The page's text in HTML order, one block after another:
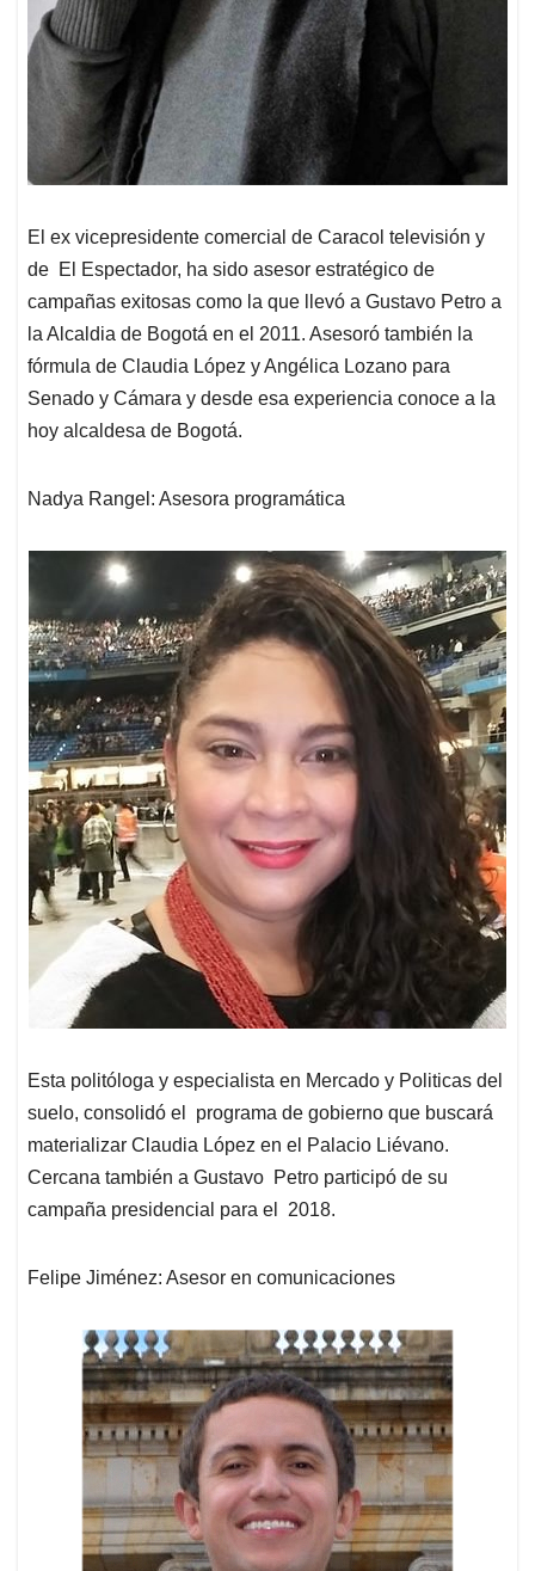
El ex vicepresidente comercial de Caracol televisión y
de El Espectador, ha sido asesor estratégico de
campañas exitosas como la que llevó a Gustavo Petro a
la Alcaldia de Bogotá en el 2011. Asesoró también la
fórmula de Claudia López y Angélica Lozano para
Senado y Cámara y desde esa experiencia conoce a la
hoy alcaldesa de Bogotá.
Nadya Rangel: Asesora programática
Esta politóloga y especialista en Mercado y Politicas del
suelo, consolidó el programa de gobierno que buscará
materializar Claudia López en el Palacio Liévano.
Cercana también a Gustavo Petro participó de su
campaña presidencial para el 2018.
Felipe Jiménez: Asesor en comunicaciones